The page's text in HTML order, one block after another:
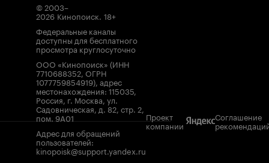
© 2003–
2026 Кинопоиск. 18+
Федеральные каналы
доступны для бесплатного
просмотра круглосуточно
ООО «Кинопоиск» (ИНН
7710688352, ОГРН
1077759854919), адрес
местонахождения: 115035,
Россия, г. Москва, ул.
Садовническая, д. 82, стр. 2,
пом. 9А01
Адрес для обращений
пользователей:
kinopoisk@support.yandex.ru
Проект
компании
Соглашение